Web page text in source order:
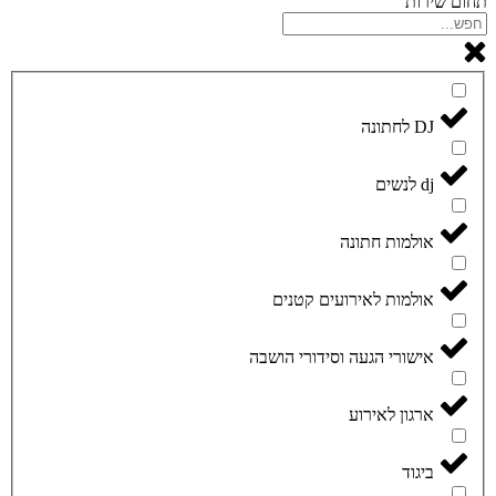
DJ לחתונה
dj לנשים
אולמות חתונה
אולמות לאירועים קטנים
אישורי הגעה וסידורי הושבה
ארגון לאירוע
ביגוד